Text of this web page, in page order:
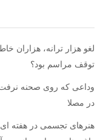
لغو هزار ترانه، هزاران
توقف مراسم بود؟
وداعی که روی صحنه نرفت
در مصلا
هنرهای تجسمی در هفته